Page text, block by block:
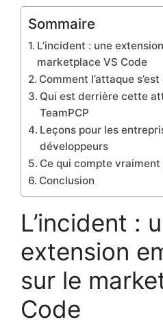
Sommaire
L’incident : une
marketplace VS Code
Comment l’attaque
Qui est derrière cette
TeamPCP
Leçons pour les
développeurs
Ce qui compte
Conclusion
L’incident :
extension
sur le
Code